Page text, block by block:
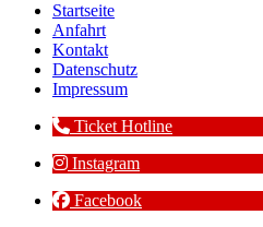
Startseite
Anfahrt
Kontakt
Datenschutz
Impressum
Ticket Hotline
Instagram
Facebook